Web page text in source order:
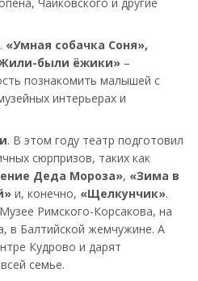
. «Умная собачка Соня»,
были ёжики» –
познакомить малышей с
интерьерах и
. В этом году театр подготовил
сюрпризов, таких как
Деда Мороза», «Зима в
и, конечно, «Щелкунчик».
Римского-Корсакова, на
в Балтийской жемчужине. А
Кудрово и дарят
семье.